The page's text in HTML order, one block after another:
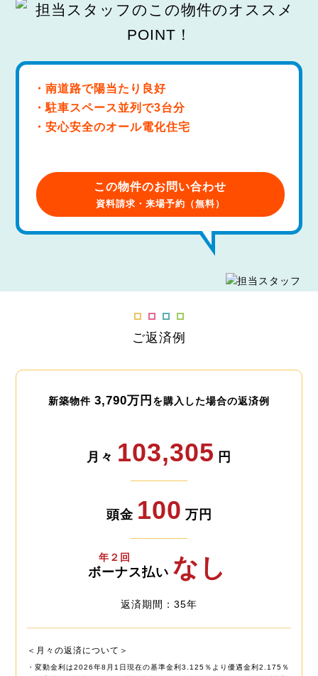
・南道路で陽当たり良好
・駐車スペース並列で3台分
・安心安全のオール電化住宅
この物件のお問い合わせ
資料請求・来場予約（無料）
ご返済例
新築物件 3,790万円 を購入した場合の返済例
月々 103,305 円
頭金 100 万円
年２回
ボーナス払い なし
返済期間：35年
＜月々の返済について＞
・変動金利は2026年8月1日現在の基準金利3.125％より優遇金利2.175％